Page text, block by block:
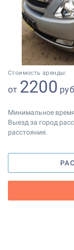
Стоимость аренды:
от 2200
Минимальное
Выезд за город
расстояния.